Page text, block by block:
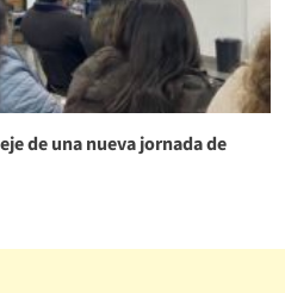
de una nueva jornada de